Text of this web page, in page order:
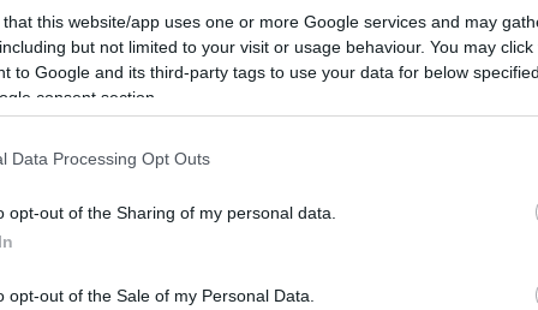
that this website/app uses one or more Google services and may
but not limited to your visit or usage behaviour. You may
to Google and its third-party tags to use your data for below
consent section.
Data Processing Opt Outs
opt-out of the Sharing of my personal data.
opt-out of the Sale of my Personal Data.
nelle scuole di Olbia per incontri
ai ragazzi.
molto attuali e di grande interesse per i
bullismo, cyberbullismo e sostanze
diffusi che minano profondamente il
impegno costante e collaborativo da
per essere efficacemente